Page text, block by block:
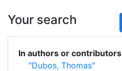
Your search
In authors or contributors
"Dubos, Thomas"